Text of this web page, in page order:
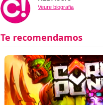
Veure biografia